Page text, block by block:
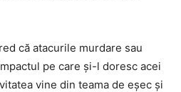
că atacurile murdare sau
pe care și-l doresc acei
vine din teama de eșec și